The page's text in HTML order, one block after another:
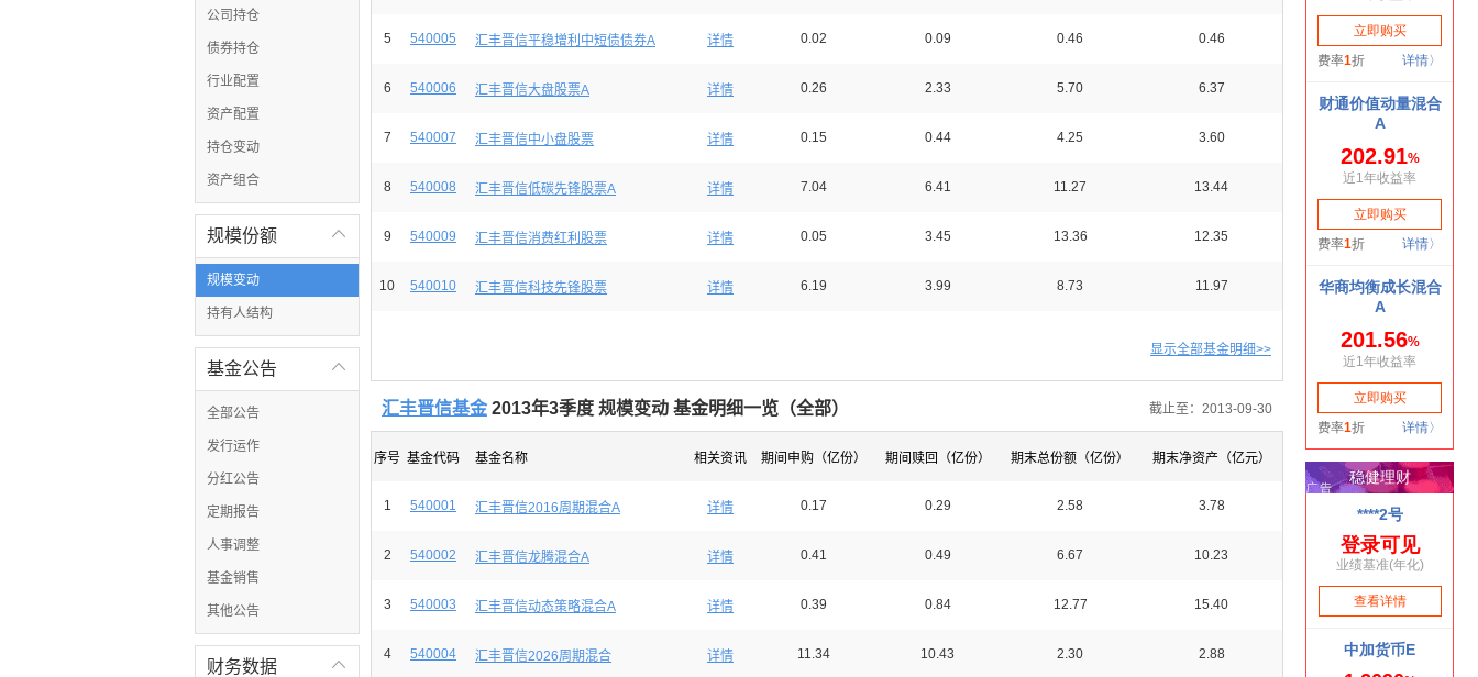
公司持仓
债券持仓
行业配置
资产配置
持仓变动
资产组合

规模份额
规模变动
持有人结构

基金公告
全部公告
发行运作
分红公告
定期报告
人事调整
基金销售
其他公告

财务数据
5 540005 汇丰晋信平稳增利中短债债券A 详情 0.02 0.09 0.46 0.46
6 540006 汇丰晋信大盘股票A 详情 0.26 2.33 5.70 6.37
7 540007 汇丰晋信中小盘股票 详情 0.15 0.44 4.25 3.60
8 540008 汇丰晋信低碳先锋股票A 详情 7.04 6.41 11.27 13.44
9 540009 汇丰晋信消费红利股票 详情 0.05 3.45 13.36 12.35
10 540010 汇丰晋信科技先锋股票 详情 6.19 3.99 8.73 11.97
显示全部基金明细>>
汇丰晋信基金 2013年3季度 规模变动 基金明细一览（全部） 截止至：2013-09-30
序号 基金代码 基金名称 相关资讯 期间申购（亿份） 期间赎回（亿份） 期末总份额（亿份） 期末净资产（亿元）
1 540001 汇丰晋信2016周期混合A 详情 0.17 0.29 2.58 3.78
2 540002 汇丰晋信龙腾混合A 详情 0.41 0.49 6.67 10.23
3 540003 汇丰晋信动态策略混合A 详情 0.39 0.84 12.77 15.40
4 540004 汇丰晋信2026周期混合 详情 11.34 10.43 2.30 2.88